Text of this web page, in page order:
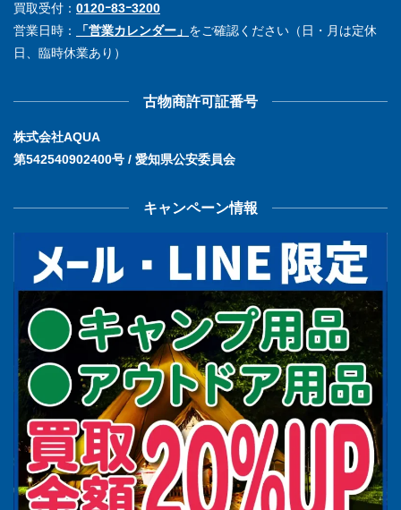
買取受付： 0120ｰ83ｰ3200
営業日時：
「営業カレンダー」 をご確認ください（日・月は定休
日、臨時休業あり）
古物商許可証番号
株式会社AQUA
第542540902400号 / 愛知県公安委員会
キャンペーン情報